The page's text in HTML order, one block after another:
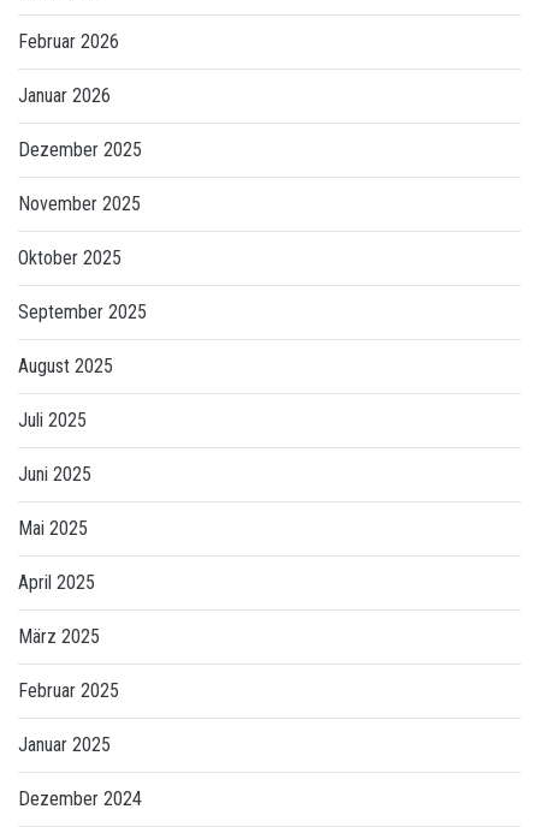
Februar 2026
Januar 2026
Dezember 2025
November 2025
Oktober 2025
September 2025
August 2025
Juli 2025
Juni 2025
Mai 2025
April 2025
März 2025
Februar 2025
Januar 2025
Dezember 2024